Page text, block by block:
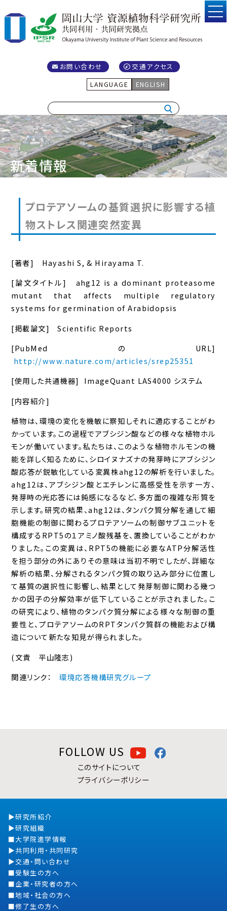
お問い合わせ
交通アクセス
LANGUAGE
ENGLISH
新着情報
プロテアソームの基質選択に影響する植
物ストレス関連突然変異
[著者] Hayashi S, & Hirayama T.
[論文タイトル] ahg12 is a dominant proteasome
mutant that affects multiple regulatory
systems for germination of Arabidopsis
[掲載論文] Scientific Reports
[PubMedのURL]
http://www.nature.com/articles/srep25351
[使用した共通機器] ImageQuant LAS4000 システム
[内容紹介]
植物は、環境の変化を機敏に察知しそれに適応することがわ
かっています。この過程でアブシジン酸などの様々な植物ホル
モンが働いています。私たちは、このような植物ホルモンの機
能を詳しく知るために、シロイヌナズナの発芽時にアブシジン
酸応答が鋭敏化している変異株ahg12の解析を行いました。
ahg12は、アブシジン酸とエチレンに高感受性を示す一方、
発芽時の光応答には鈍感になるなど、多方面の複雑な形質を
示します。研究の結果、ahg12は、タンパク質分解を通して細
胞機能の制御に関わるプロテアソームの制御サブユニットを
構成するRPT5の１アミノ酸残基を、置換していることがわか
りました。この変異は、RPT5の機能に必要なATP分解活性
を担う部分の外にありその意味は当初不明でしたが、詳細な
解析の結果、分解されるタンパク質の取り込み部分に位置し
て基質の選択性に影響し、結果として発芽制御に関わる幾つ
かの因子の分解効率が低下していることが示されました。こ
の研究により、植物のタンパク質分解による様々な制御の重
要性と、プロテアソームのRPTタンパク質群の機能および構
造について新たな知見が得られました。
(文責 平山隆志)
関連リンク：環境応答機構研究グループ
FOLLOW US
このサイトについて
プライバシーポリシー
研究所紹介
研究組織
大学院進学情報
共同利用・共同研究
交通・問い合わせ
受験生の方へ
企業・研究者の方へ
地域・社会の方へ
修了生の方へ